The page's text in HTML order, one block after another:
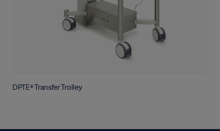
DPTE® Transfer Trolley